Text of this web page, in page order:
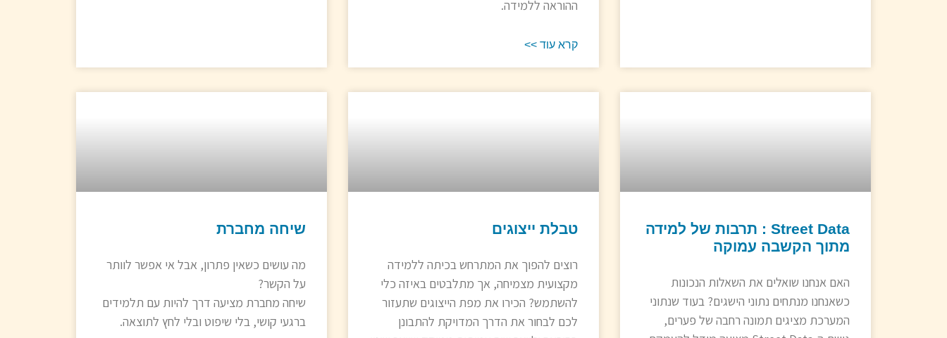
ההוראה ללמידה.
קרא עוד >>
Street Data : תרבות של למידה
מתוך הקשבה עמוקה
האם אנחנו שואלים את השאלות הנכונות
כשאנחנו מנתחים נתוני הישגים? בעוד שנתוני
המערכת מציגים תמונה רחבה של פערים,
טבלת ייצוגים
רוצים להפוך את המתרחש בכיתה ללמידה
מקצועית מצמיחה, אך מתלבטים באיזה כלי
להשתמש? הכירו את מפת הייצוגים שתעזור
לכם לבחור את הדרך המדויקת להתבונן
שיחה מחברת
מה עושים כשאין פתרון, אבל אי אפשר לוותר
על הקשר?
שיחה מחברת מציעה דרך להיות עם תלמידים
ברגעי קושי, בלי שיפוט ובלי לחץ לתוצאה.